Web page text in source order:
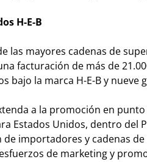
H-E-B
las mayores cadenas de
facturación de más de
bajo la marca H-E-B y
a la promoción en
Estados Unidos, dentro del
de importadores y cadenas
de marketing y